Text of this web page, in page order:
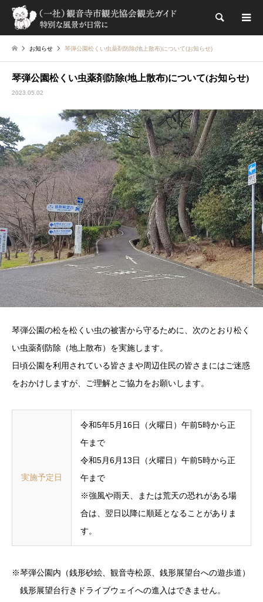
検索
お知らせ 琴弾公園松くい虫薬剤防除(地上散布)について(お知らせ)
琴弾公園松くい虫薬剤防除(地上散布)について(お知らせ)
2023.05.02
琴弾公園の松を松くい虫の被害から守るために、次のとおり松く
い虫薬剤防除（地上散布）を実施します。
日頃公園を利用されている皆さまや周辺住民の皆さまにはご迷惑
をおかけしますが、ご理解とご協力をお願いします。
実施予定日
令和5年5月16日（火曜日）午前5時から正
午まで
令和5月6月13日（火曜日）午前5時から正
午まで
※強風や雨天、または荒天の恐れがある場
合は、翌日以降に順延となることがありま
す。
※琴弾公園内（銭形砂絵、観音寺松原、銭形展望台への遊歩道）
銭形展望台行きドライブウェイへの進入はできません。